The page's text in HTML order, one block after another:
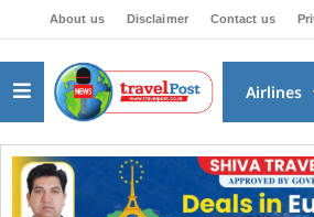
About us Disclaimer Contact us
Airlines